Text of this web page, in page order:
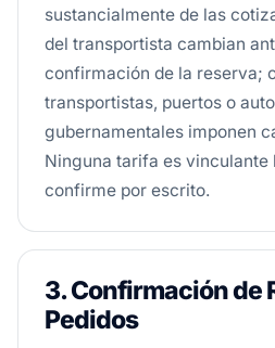
sustancialmente de las
del transportista cambian
confirmación de la reserva;
transportistas, puertos o
gubernamentales imponen
Ninguna tarifa es vinculante
confirme por escrito.
3. Confirmación de
Pedidos